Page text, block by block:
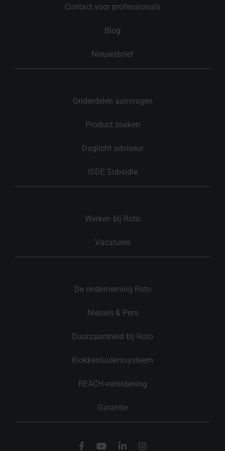
Contact voor professionals
Blog
Nieuwsbrief
Onderdelen aanvragen
Product zoeken
Daglicht adviseur
ISDE Subsidie
Werken bij Roto
Vacatures
De onderneming Roto
Nieuws & Pers
Duurzaamheid bij Roto
Klokkenluiderssysteem
REACH-verordening
Garantie